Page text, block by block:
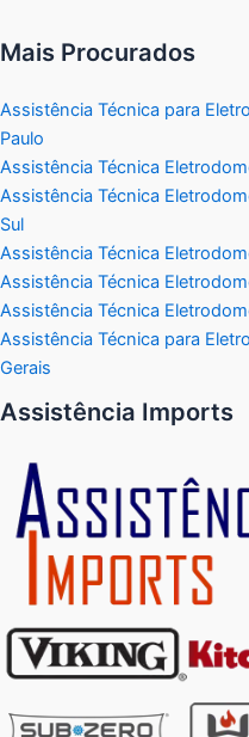
Mais Procurados
Assistência Técnica para
Paulo
Assistência Técnica
Assistência Técnica
Sul
Assistência Técnica
Assistência Técnica
Assistência Técnica
Assistência Técnica para
Gerais
Assistência Imports